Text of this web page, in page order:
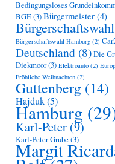
Bedingungsloses
BGE(3)Bürgermeister (4)
Bürgerschaftswahl
Bürgerschaftswahl Hamburg (2)
Deutschland (8)Die
Diekmoor(3) Elektroauto (2)
Fröhliche Weihnachten (2)
Guttenberg (14)
Hajduk(5)
Hamburg
Karl-Peter (9)
Karl-Peter Grube(3)
Margit